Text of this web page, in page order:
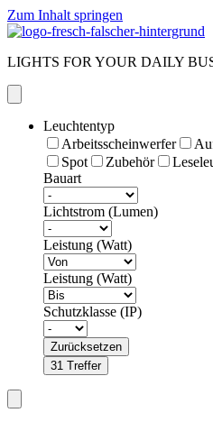
Zum Inhalt springen
LIGHTS FOR YOUR DAILY
Leuchtentyp
Arbeitsscheinwerfer
Spot
Zubehör
Bauart
Lichtstrom (Lumen)
Leistung (Watt)
Leistung (Watt)
Schutzklasse (IP)
Zurücksetzen
31 Treffer